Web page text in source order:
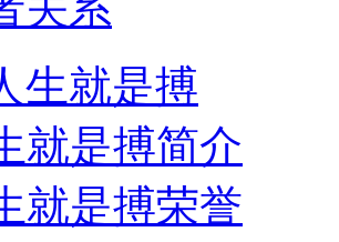
生就是搏
就是搏简介
就是搏荣誉